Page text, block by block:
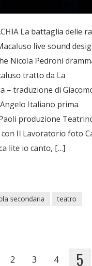
La battaglia delle
live sound
Nicola Pedroni
tratto da La
– traduzione di
Italiano prima
produzione
Il Lavoratorio foto
lite io canto, […]
secondaria teatro
2 3 4 5